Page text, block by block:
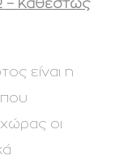
– Καθεστώς
είναι η
οι